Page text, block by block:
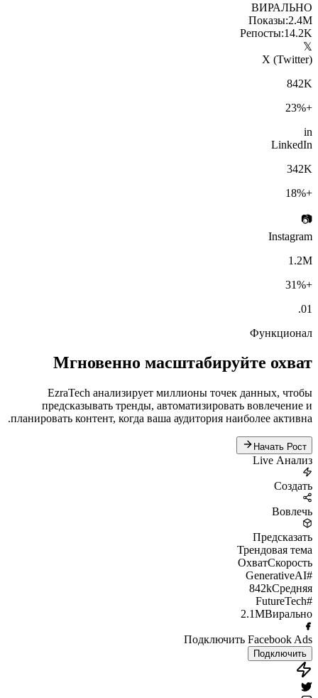
ВИРАЛЬНО
Показы:2.4M
Репосты:14.2K
𝕏
X (Twitter)
842K
+23%
in
LinkedIn
342K
+18%
📷
Instagram
1.2M
+31%
01.
Функционал
Мгновенно масштабируйте охват
EzraTech анализирует миллионы точек данных, чтобы
предсказывать тренды, автоматизировать вовлечение и
планировать контент, когда ваша аудитория наиболее активна.
Начать Рост
Live Анализ
Создать
Вовлечь
Предсказать
Трендовая тема
ОхватСкорость
#GenerativeAI
842kСредняя
#FutureTech
2.1MВирально
Подключить Facebook Ads
Подключить